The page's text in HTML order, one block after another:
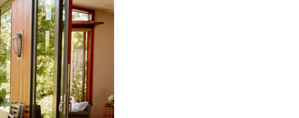
en appuyant et en faisant glisser.